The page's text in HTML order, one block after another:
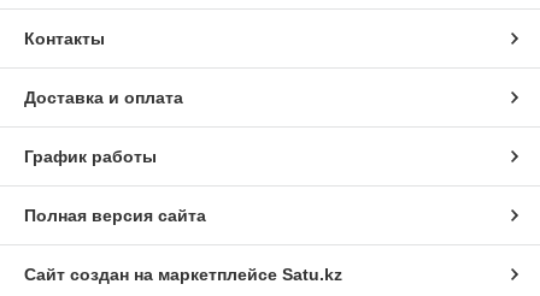
Контакты
Доставка и оплата
График работы
Полная версия сайта
Сайт создан на маркетплейсе Satu.kz